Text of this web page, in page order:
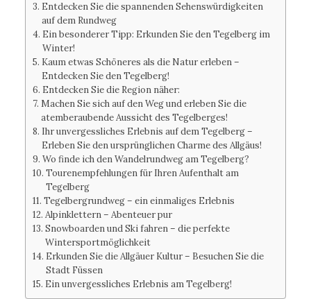
Entdecken Sie die spannenden Sehenswürdigkeiten
auf dem Rundweg
Ein besonderer Tipp: Erkunden Sie den Tegelberg im
Winter!
Kaum etwas Schöneres als die Natur erleben –
Entdecken Sie den Tegelberg!
Entdecken Sie die Region näher:
Machen Sie sich auf den Weg und erleben Sie die
atemberaubende Aussicht des Tegelberges!
Ihr unvergessliches Erlebnis auf dem Tegelberg –
Erleben Sie den ursprünglichen Charme des Allgäus!
Wo finde ich den Wandelrundweg am Tegelberg?
Tourenempfehlungen für Ihren Aufenthalt am
Tegelberg
Tegelbergrundweg – ein einmaliges Erlebnis
Alpinklettern – Abenteuer pur
Snowboarden und Ski fahren – die perfekte
Wintersportmöglichkeit
Erkunden Sie die Allgäuer Kultur – Besuchen Sie die
Stadt Füssen
Ein unvergessliches Erlebnis am Tegelberg!